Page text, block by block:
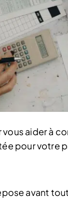
aider à
pour votre
avant